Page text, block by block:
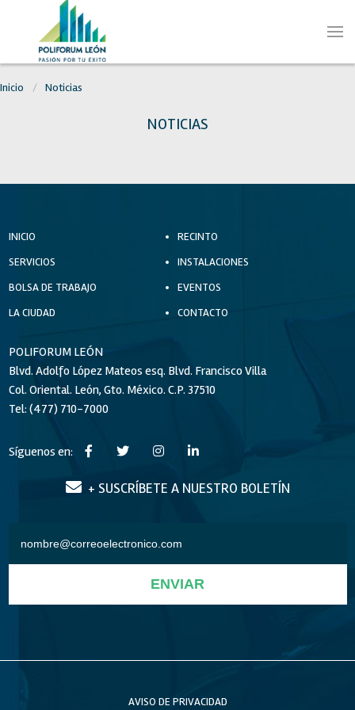
Inicio Noticias
NOTICIAS
INICIO
RECINTO
SERVICIOS
INSTALACIONES
BOLSA DE TRABAJO
EVENTOS
LA CIUDAD
CONTACTO
POLIFORUM LEÓN
Blvd. Adolfo López Mateos esq. Blvd. Francisco Villa
Col. Oriental. León, Gto. México. C.P. 37510
Tel: (477) 710-7000
Síguenos en:
+ SUSCRÍBETE A NUESTRO BOLETÍN
ENVIAR
AVISO DE PRIVACIDAD